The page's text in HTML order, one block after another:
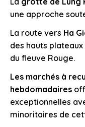
une approche
La route vers Ha
des hauts
du fleuve Rouge.
Les marchés à
hebdomadaires
exceptionnelles
minoritaires de